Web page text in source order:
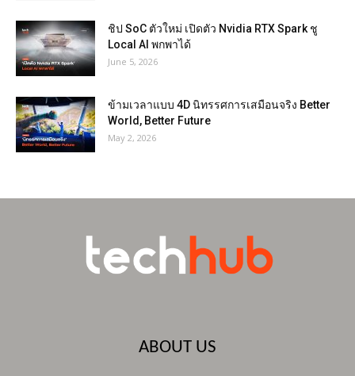
ชิป SoC ตัวใหม่ เปิดตัว Nvidia RTX Spark ชู
Local AI พกพาได้
June 5, 2026
ข้ามเวลาแบบ 4D นิทรรศการเสมือนจริง Better
World, Better Future
May 2, 2026
ABOUT US